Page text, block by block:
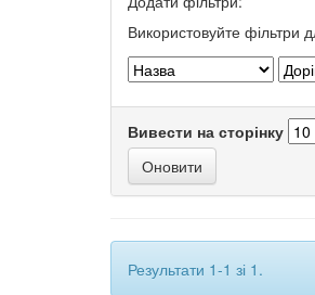
Використовуйте фільтри
Вивести на сторінку
Результати 1-1 зі 1.